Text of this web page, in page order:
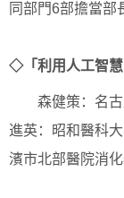
同部門6部擔當部
◇「利用人工智慧
森健策：名
進英：昭和醫科
濱市北部醫院消